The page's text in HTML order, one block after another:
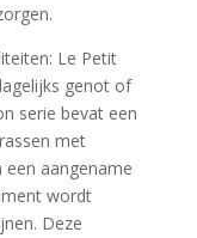
Le Petit
genot of
serie bevat een
met
aangename
wordt
Deze